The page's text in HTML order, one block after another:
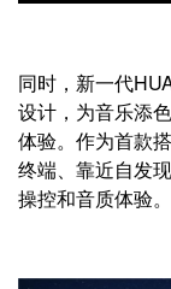
同时，新一代
设计，为音乐添
体验。作为首款
终端、靠近自发
操控和音质体验。